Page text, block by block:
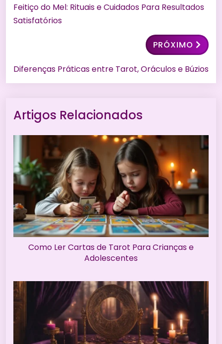
Feitiço do Mel: Rituais e Cuidados Para Resultados
Satisfatórios
PRÓXIMO
Diferenças Práticas entre Tarot, Oráculos e Búzios
Artigos Relacionados
Como Ler Cartas de Tarot Para Crianças e
Adolescentes